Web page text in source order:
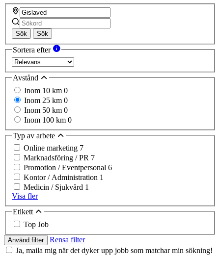
Sök Sök
Sortera efter
Avstånd
Inom 10 km 0
Inom 25 km 0
Inom 50 km 0
Inom 100 km 0
Typ av arbete
Online marketing 7
Marknadsföring / PR 7
Promotion / Eventpersonal 6
Kontor / Administration 1
Medicin / Sjukvård 1
Visa fler
Etikett
Top Job
Använd filter
Rensa filter
Ja, maila mig när det dyker upp jobb som matchar min sökning!